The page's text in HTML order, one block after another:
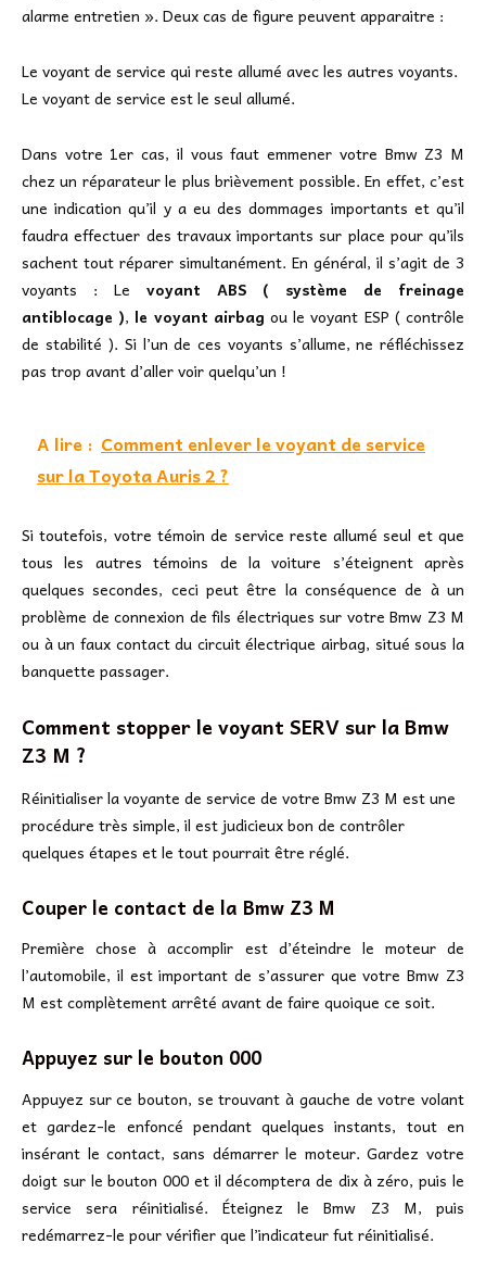
alarme entretien ». Deux cas de figure peuvent apparaitre :
Le voyant de service qui reste allumé avec les autres voyants.
Le voyant de service est le seul allumé.
Dans votre 1er cas, il vous faut emmener votre Bmw Z3 M
chez un réparateur le plus brièvement possible. En effet, c’est
une indication qu’il y a eu des dommages importants et qu’il
faudra effectuer des travaux importants sur place pour qu’ils
sachent tout réparer simultanément. En général, il s’agit de 3
voyants : Le voyant ABS ( système de freinage
antiblocage ), le voyant airbag ou le voyant ESP ( contrôle
de stabilité ). Si l’un de ces voyants s’allume, ne réfléchissez
pas trop avant d’aller voir quelqu’un !
A lire : Comment enlever le voyant de service
sur la Toyota Auris 2 ?
Si toutefois, votre témoin de service reste allumé seul et que
tous les autres témoins de la voiture s’éteignent après
quelques secondes, ceci peut être la conséquence de à un
problème de connexion de fils électriques sur votre Bmw Z3 M
ou à un faux contact du circuit électrique airbag, situé sous la
banquette passager.
Comment stopper le voyant SERV sur la Bmw
Z3 M ?
Réinitialiser la voyante de service de votre Bmw Z3 M est une
procédure très simple, il est judicieux bon de contrôler
quelques étapes et le tout pourrait être réglé.
Couper le contact de la Bmw Z3 M
Première chose à accomplir est d’éteindre le moteur de
l’automobile, il est important de s’assurer que votre Bmw Z3
M est complètement arrêté avant de faire quoique ce soit.
Appuyez sur le bouton 000
Appuyez sur ce bouton, se trouvant à gauche de votre volant
et gardez-le enfoncé pendant quelques instants, tout en
insérant le contact, sans démarrer le moteur. Gardez votre
doigt sur le bouton 000 et il décomptera de dix à zéro, puis le
service sera réinitialisé. Éteignez le Bmw Z3 M, puis
redémarrez-le pour vérifier que l’indicateur fut réinitialisé.